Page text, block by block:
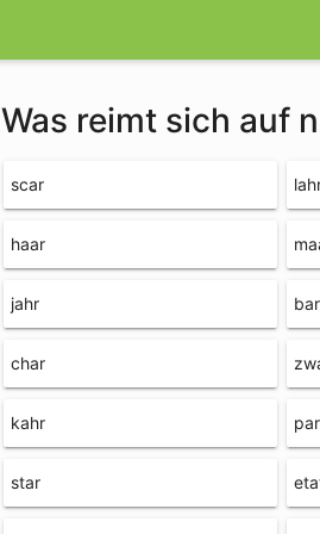
Was reimt sich auf
scar
haar
jahr
char
kahr
star